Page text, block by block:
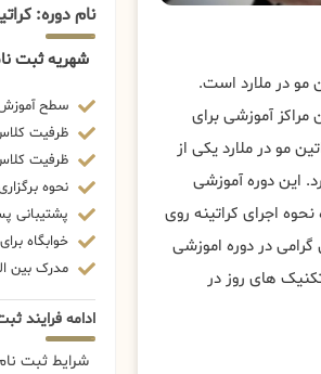
مو در ملارد است.
آموزشی برای
مو در ملارد یکی از
این دوره آموزشی
اجرای کراتینه روی
در دوره اموزشی
های روز در
نام دوره:
شهریه ثبت
سطح
ظرفیت کلاس
ظرفیت کلاس
نحوه
پشتیبانی پس
خوابگاه
مدرک بین
ادامه فرایند
شرایط ثبت